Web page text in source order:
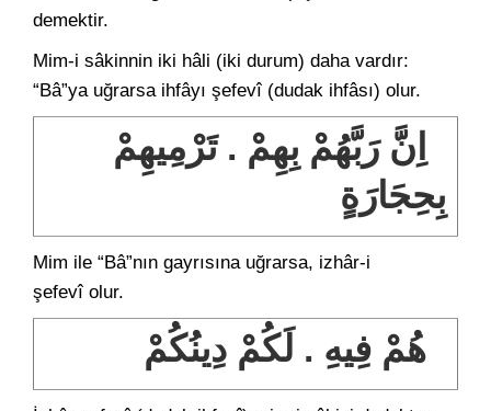
demektir.
Mim-i sâkinnin iki hâli (iki durum) daha vardır:
“Bâ”ya uğrarsa ihfâyı şefevî (dudak ihfâsı) olur.
اِنَّ رَبَّهُمْ بِهِمْ . تَرْمِيهِمْ
بِحِجَارَةٍ
Mim ile “Bâ”nın gayrısına uğrarsa, izhâr-i
şefevî olur.
هُمْ فِيهِ . لَكُمْ دِينُكُمْ